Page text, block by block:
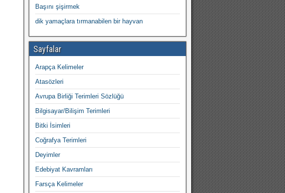
Başını şişirmek
dik yamaçlara tırmanabilen bir hayvan
Sayfalar
Arapça Kelimeler
Atasözleri
Avrupa Birliği Terimleri Sözlüğü
Bilgisayar/Bilişim Terimleri
Bitki İsimleri
Coğrafya Terimleri
Deyimler
Edebiyat Kavramları
Farsça Kelimeler